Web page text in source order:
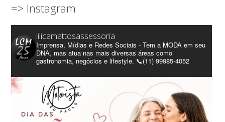
=> Instagram
lilicamattosassessoria
Imprensa, Mídias e Redes Sociais - Tem a MODA em seu
DNA, mas atua nas mais diversas áreas como
gastronomia, negócios e lifestyle. 📞(11) 99985-4052